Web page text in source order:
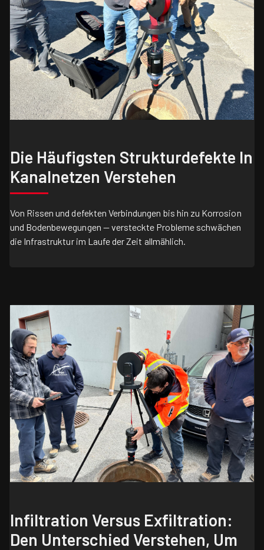
Die Häufigsten Strukturdefekte In
Kanalnetzen Verstehen
Von Rissen und defekten Verbindungen bis hin zu Korrosion
und Bodenbewegungen — versteckte Probleme schwächen
die Infrastruktur im Laufe der Zeit allmählich.
Infiltration Versus Exfiltration:
Den Unterschied Verstehen, Um